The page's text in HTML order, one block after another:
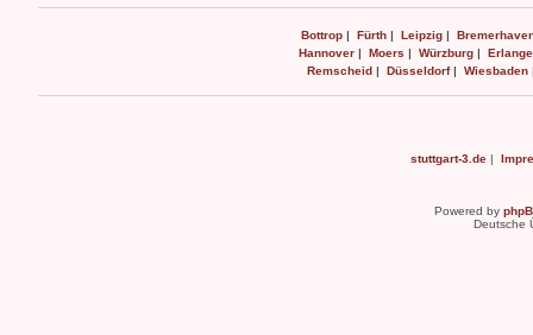
Bottrop | Fürth | Leipzig |
Hannover| Moers | Würzburg|
Remscheid | Düsseldorf| Wiesbaden
stuttgart-3.de|
Powered by
Deutsche